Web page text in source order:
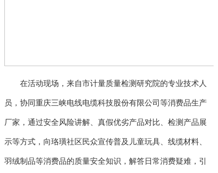
在活动现场，来自市计量质量检测研究院的专业技术人
员，协同重庆三峡电线电缆科技股份有限公司等消费品生产
厂家，通过安全风险讲解、真假优劣产品对比、检测产品展
示等方式，向珞璜社区民众宣传普及儿童玩具、线缆材料、
羽绒制品等消费品的质量安全知识，解答日常消费疑难，引